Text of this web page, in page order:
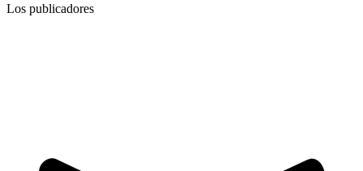
Los publicadores